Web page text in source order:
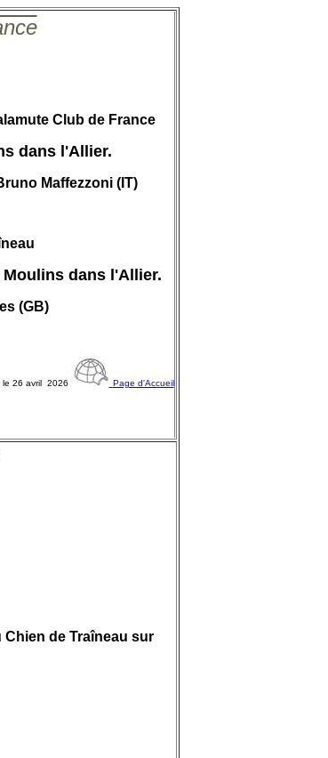
Club de France
dans l'Allier.
Maffezzoni (IT)
Moulins dans l'Allier.
(GB)
le 26 avril 2026 Page d'Accueil
de Traîneau sur